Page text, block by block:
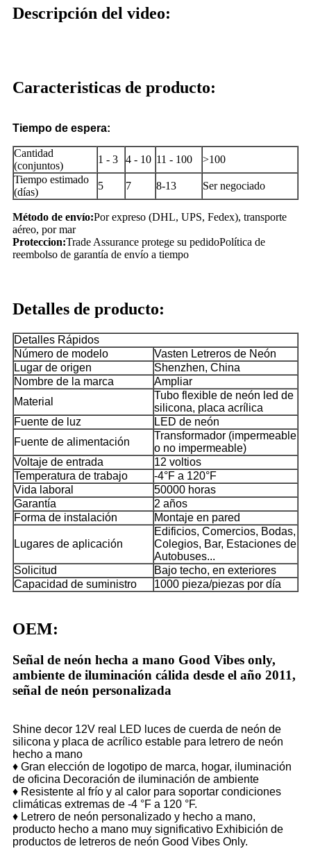
Descripción del video:
Caracteristicas de producto:
Tiempo de espera:
Cantidad
(conjuntos)
1 - 3 4 - 10 11 - 100
>100
Tiempo estimado
(días)
5 7 8-13 Ser negociado
Método de envío:Por expreso (DHL, UPS, Fedex), transporte
aéreo, por mar
Proteccion:Trade Assurance protege su pedidoPolítica de
reembolso de garantía de envío a tiempo
Detalles de producto:
Detalles Rápidos
Número de modelo
Vasten Letreros de Neón
Lugar de origen
Shenzhen, China
Nombre de la marca
Ampliar
Material
Tubo flexible de neón led de
silicona, placa acrílica
Fuente de luz
LED de neón
Fuente de alimentación
Transformador (impermeable
o no impermeable)
Voltaje de entrada
12 voltios
Temperatura de trabajo
-4°F a 120°F
Vida laboral
50000 horas
Garantía
2 años
Forma de instalación
Montaje en pared
Lugares de aplicación
Edificios, Comercios, Bodas,
Colegios, Bar, Estaciones de
Autobuses...
Solicitud
Bajo techo, en exteriores
Capacidad de suministro
1000 pieza/piezas por día
OEM:
Señal de neón hecha a mano Good Vibes only,
ambiente de iluminación cálida desde el año 2011,
señal de neón personalizada
Shine decor 12V real LED luces de cuerda de neón de
silicona y placa de acrílico estable para letrero de neón
hecho a mano
♦ Gran elección de logotipo de marca, hogar, iluminación
de oficina Decoración de iluminación de ambiente
♦ Resistente al frío y al calor para soportar condiciones
climáticas extremas de -4 °F a 120 °F.
♦ Letrero de neón personalizado y hecho a mano,
producto hecho a mano muy significativo Exhibición de
productos de letreros de neón Good Vibes Only.